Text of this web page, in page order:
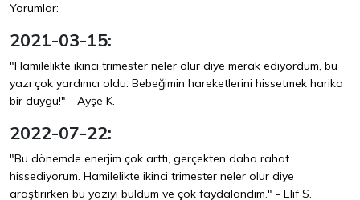
Yorumlar:
2021-03-15:
"Hamilelikte ikinci trimester neler olur diye merak ediyordum, bu
yazı çok yardımcı oldu. Bebeğimin hareketlerini hissetmek harika
bir duygu!" - Ayşe K.
2022-07-22:
"Bu dönemde enerjim çok arttı, gerçekten daha rahat
hissediyorum. Hamilelikte ikinci trimester neler olur diye
araştırırken bu yazıyı buldum ve çok faydalandım." - Elif S.